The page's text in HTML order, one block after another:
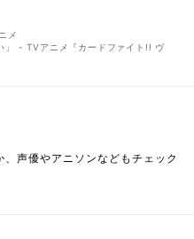
メ
」 - TVアニメ『カードファイト!! ヴ
声優やアニソンなどもチェック